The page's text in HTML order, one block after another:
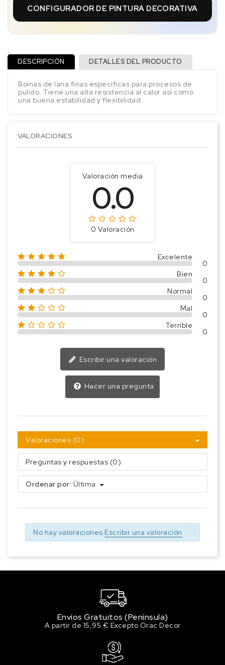
CONFIGURADOR DE PINTURA DECORATIVA
DESCRIPCIÓN DETALLES DEL PRODUCTO
Boinas de lana finas específicas para procesos de
pulido. Tiene una alta resistencia al calor así como
una buena estabilidad y flexibilidad.
VALORACIONES
Valoración media
0.0
0 Valoración
Excelente
0
Bien
0
Normal
0
Mal
0
Terrible
0
Escribir una valoración
Hacer una pregunta
Valoraciones (0)
Preguntas y respuestas (0)
Ordenar por: Última
No hay valoraciones Escribir una valoración
Envíos Gratuitos (Península)
A partir de 15,95 € Excepto Orac Decor